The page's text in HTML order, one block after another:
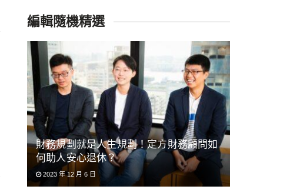
編輯隨機精選
財務規劃就是人生規劃！定方財務顧問如
何助人安心退休？
2023 年 12 月 6 日